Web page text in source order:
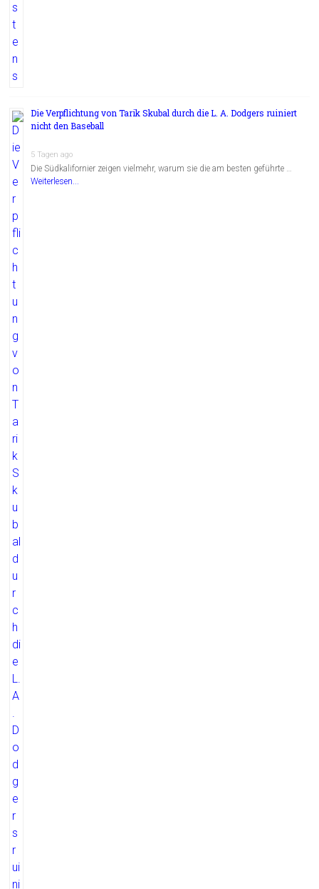
Die Verpflichtung von Tarik Skubal durch die L. A. Dodgers ruiniert
nicht den Baseball
5 Tagen ago
Die Südkalifornier zeigen vielmehr, warum sie die am besten geführte …
Weiterlesen...